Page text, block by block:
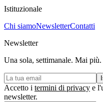
Istituzionale
Chi siamoNewsletterContatti
Newsletter
Una sola, settimanale. Mai più.
Accetto i termini di privacy e
newsletter.